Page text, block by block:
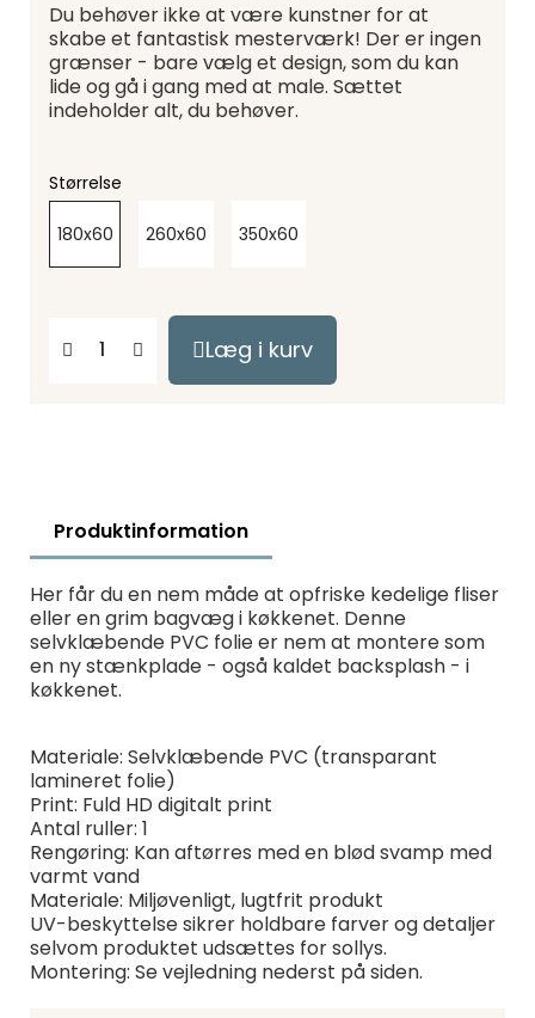
Du behøver ikke at være kunstner for at
skabe et fantastisk mesterværk! Der er ingen
grænser - bare vælg et design, som du kan
lide og gå i gang med at male. Sættet
indeholder alt, du behøver.
Størrelse
180x60 260x60 350x60
Læg i kurv
Produktinformation
Her får du en nem måde at opfriske kedelige fliser
eller en grim bagvæg i køkkenet. Denne
selvklæbende PVC folie er nem at montere som
en ny stænkplade - også kaldet backsplash - i
køkkenet.
Materiale: Selvklæbende PVC (transparant
lamineret folie)
Print: Fuld HD digitalt print
Antal ruller: 1
Rengøring: Kan aftørres med en blød svamp med
varmt vand
Materiale: Miljøvenligt, lugtfrit produkt
UV-beskyttelse sikrer holdbare farver og detaljer
selvom produktet udsættes for sollys.
Montering: Se vejledning nederst på siden.